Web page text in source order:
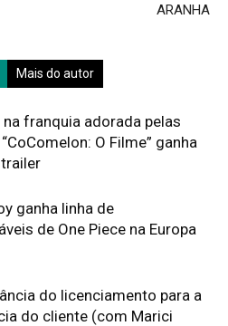
ARANHA
Mais do autor
na franquia adorada pelas
O Filme” ganha
ganha linha de
de One Piece na Europa
do licenciamento para a
do cliente (com Marici